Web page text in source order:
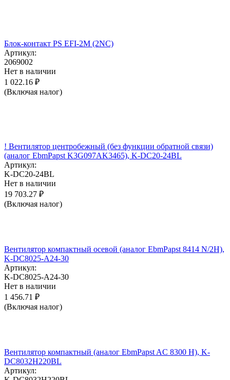
Блок-контакт PS EFI-2M (2NC)
Артикул:
2069002
Нет в наличии
1 022.16 ₽
(Включая налог)
! Вентилятор центробежный (без функции обратной связи)
(аналог EbmPapst K3G097AK3465), K-DC20-24BL
Артикул:
K-DC20-24BL
Нет в наличии
19 703.27 ₽
(Включая налог)
Вентилятор компактный осевой (аналог EbmPapst 8414 N/2H),
K-DC8025-A24-30
Артикул:
K-DC8025-A24-30
Нет в наличии
1 456.71 ₽
(Включая налог)
Вентилятор компактный (аналог EbmPapst AC 8300 H), K-
DC8032H220BL
Артикул: